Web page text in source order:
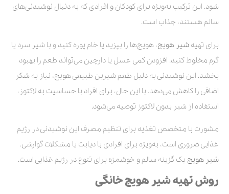
شود. این ترکیب به‌ویژه برای کودکان و افرادی که به دنبال نوشیدنی‌های
سالم هستند، جذاب است.
برای تهیه شیر هویج، هویج‌ها را بپزید یا خام پوره کنید و با شیر سرد یا
گرم مخلوط کنید. افزودن کمی عسل یا دارچین می‌تواند طعم را بهبود
بخشد. این نوشیدنی به دلیل طعم شیرین طبیعی هویج، نیاز به شکر
اضافی را کاهش می‌دهد. با این حال، برای افراد با حساسیت به لاکتوز،
استفاده از شیر بدون لاکتوز توصیه می‌شود.
مشورت با متخصص تغذیه برای تنظیم مصرف این نوشیدنی در رژیم
غذایی ضروری است، به‌ویژه برای افرادی با دیابت یا مشکلات گوارشی.
شیر هویج یک گزینه سالم و خوشمزه برای تنوع در رژیم غذایی است.
روش تهیه شیر هویج خانگی